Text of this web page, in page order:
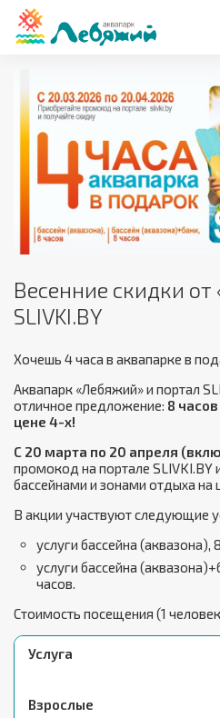
Весенние скидки от
SLIVKI.BY
Хочешь 4 часа в аквапарке в
Аквапарк «Лебяжий» и портал
отличное предложение: 8
цене 4-х!
C 20 марта по 20 апреля
промокод на портале SLIVKI.BY
бассейнами и зонами отдыха на
В акции участвуют следующие
услуги бассейна (аквазона),
услуги бассейна
часов.
Стоимость посещения (1
Услуга
Взрослые